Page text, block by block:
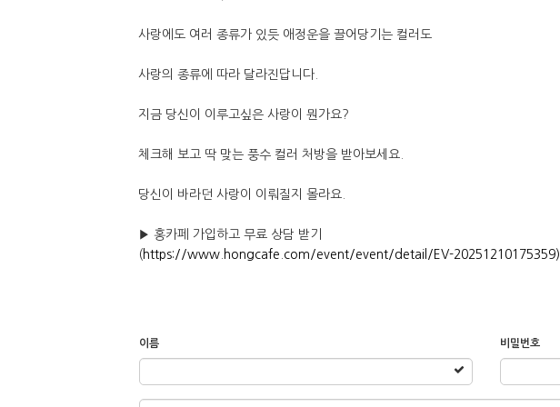
사랑에도 여러 종류가 있듯 애정운을 끌어당기는 컬러도
사랑의 종류에 따라 달라진답니다.
지금 당신이 이루고싶은 사랑이 뭔가요?
체크해 보고 딱 맞는 풍수 컬러 처방을 받아보세요.
당신이 바라던 사랑이 이뤄질지 몰라요.
▶ 홍카페 가입하고 무료 상담 받기
( https://www.hongcafe.com/event/event/detail/EV-20251210175359)
이름 비밀번호